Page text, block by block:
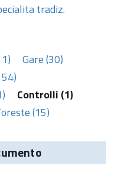
tradiz.
Gare (30)
Controlli (1)
(15)